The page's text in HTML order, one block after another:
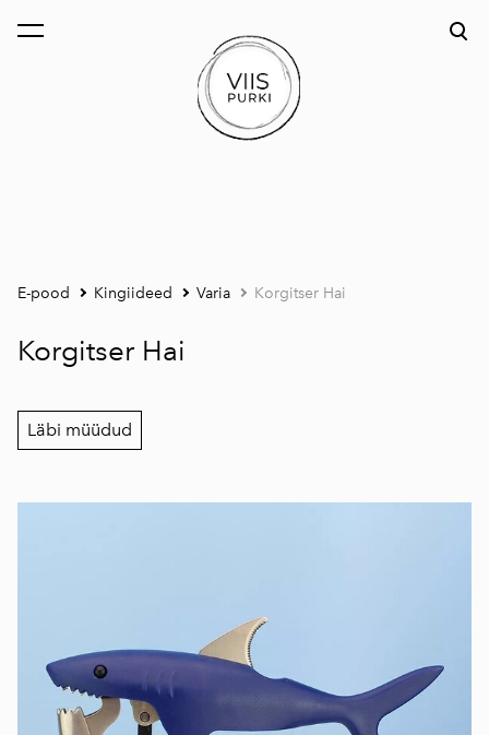
lisati ostukorvi. Vaata ostukorvi
E-pood Kingiideed Varia Korgitser Hai
Korgitser Hai
Läbi müüdud